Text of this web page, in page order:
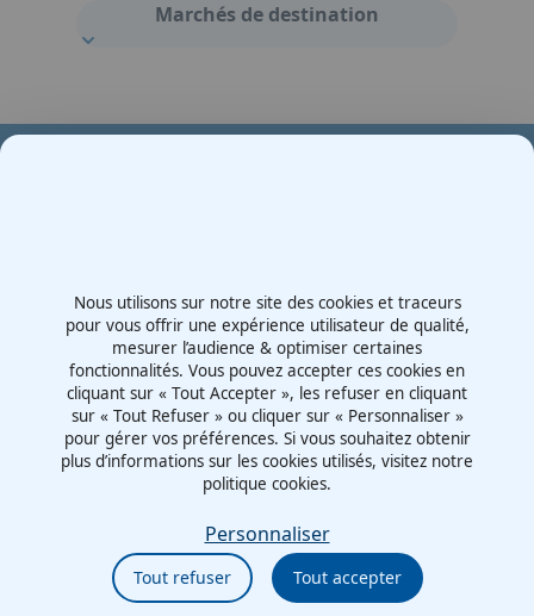
Marchés de destination
Contactez-nous
Route d'Irigny, Z.I. Nord
69530 - Brignais
France
Politiques de confidentialité
Éthique et conformité
Nous utilisons sur notre site des cookies et traceurs
pour vous offrir une expérience utilisateur de qualité,
mesurer l’audience & optimiser certaines
fonctionnalités. Vous pouvez accepter ces cookies en
cliquant sur « Tout Accepter », les refuser en cliquant
sur « Tout Refuser » ou cliquer sur « Personnaliser »
pour gérer vos préférences. Si vous souhaitez obtenir
plus d’informations sur les cookies utilisés, visitez notre
politique cookies.
Tout accepter
Tout refuser
Personnaliser